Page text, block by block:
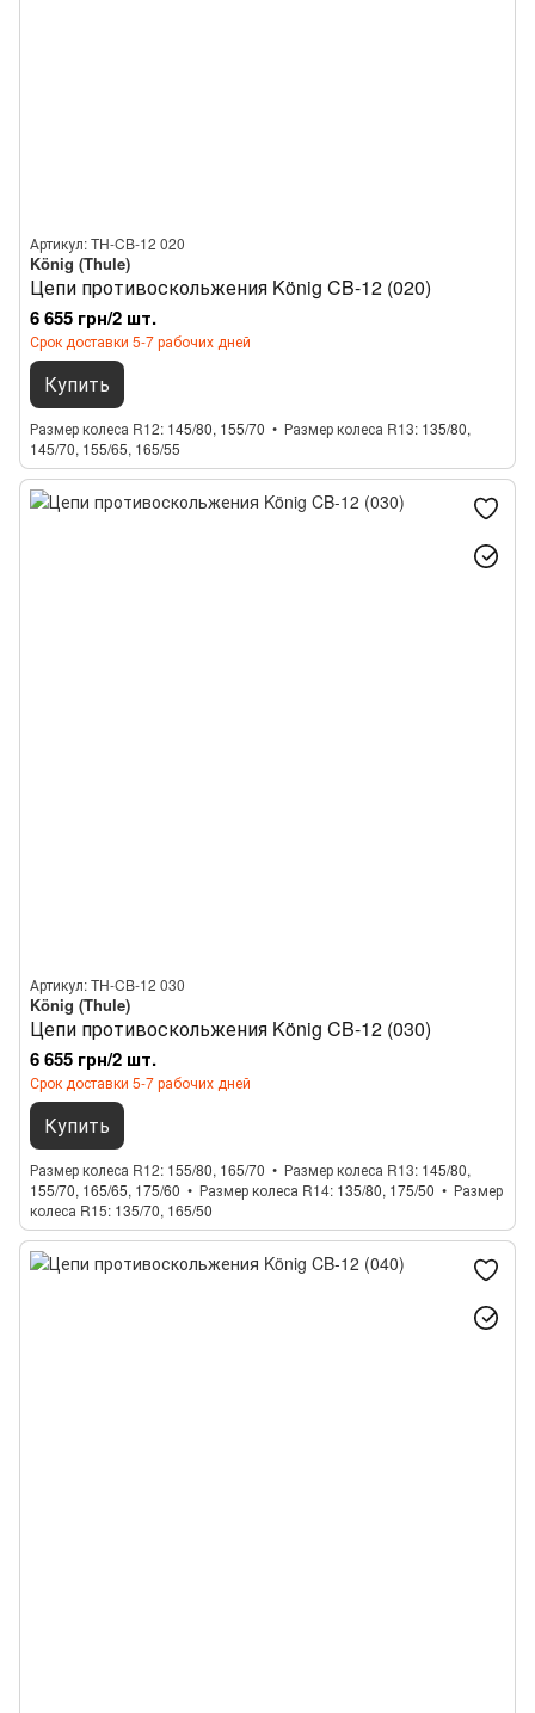
Артикул: TH-CB-12 020
König (Thule)
Цепи противоскольжения König CB-12 (020)
6 655 грн/2 шт.
Срок доставки 5-7 рабочих дней
Купить
Размер колеса R12 145/80, 155/70 Размер колеса R13 135/80,
145/70, 155/65, 165/55
Артикул: TH-CB-12 030
König (Thule)
Цепи противоскольжения König CB-12 (030)
6 655 грн/2 шт.
Срок доставки 5-7 рабочих дней
Купить
Размер колеса R12 155/80, 165/70 Размер колеса R13 145/80,
155/70, 165/65, 175/60
Размер колеса R14 135/80, 175/50
Размер
колеса R15 135/70, 165/50